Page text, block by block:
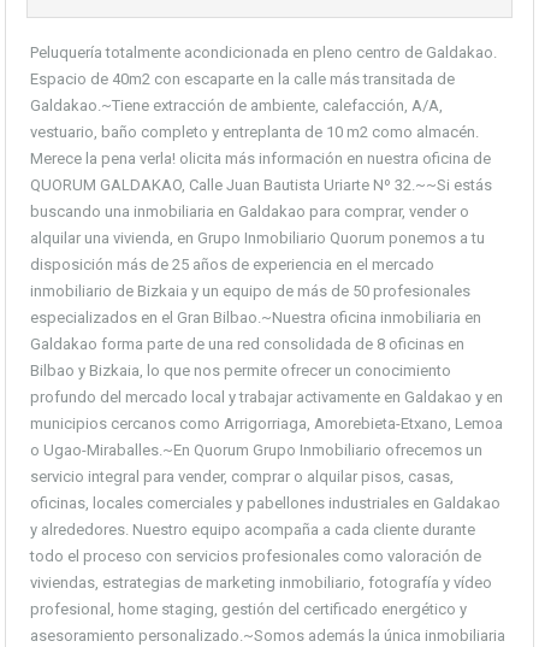
Peluquería totalmente acondicionada en pleno centro de Galdakao.
Espacio de 40m2 con escaparte en la calle más transitada de
Galdakao.~Tiene extracción de ambiente, calefacción, A/A,
vestuario, baño completo y entreplanta de 10 m2 como almacén.
Merece la pena verla! olicita más información en nuestra oficina de
QUORUM GALDAKAO, Calle Juan Bautista Uriarte Nº 32.~~Si estás
buscando una inmobiliaria en Galdakao para comprar, vender o
alquilar una vivienda, en Grupo Inmobiliario Quorum ponemos a tu
disposición más de 25 años de experiencia en el mercado
inmobiliario de Bizkaia y un equipo de más de 50 profesionales
especializados en el Gran Bilbao.~Nuestra oficina inmobiliaria en
Galdakao forma parte de una red consolidada de 8 oficinas en
Bilbao y Bizkaia, lo que nos permite ofrecer un conocimiento
profundo del mercado local y trabajar activamente en Galdakao y en
municipios cercanos como Arrigorriaga, Amorebieta-Etxano, Lemoa
o Ugao-Miraballes.~En Quorum Grupo Inmobiliario ofrecemos un
servicio integral para vender, comprar o alquilar pisos, casas,
oficinas, locales comerciales y pabellones industriales en Galdakao
y alrededores. Nuestro equipo acompaña a cada cliente durante
todo el proceso con servicios profesionales como valoración de
viviendas, estrategias de marketing inmobiliario, fotografía y vídeo
profesional, home staging, gestión del certificado energético y
asesoramiento personalizado.~Somos además la única inmobiliaria